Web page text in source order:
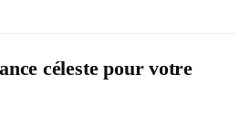
céleste pour votre